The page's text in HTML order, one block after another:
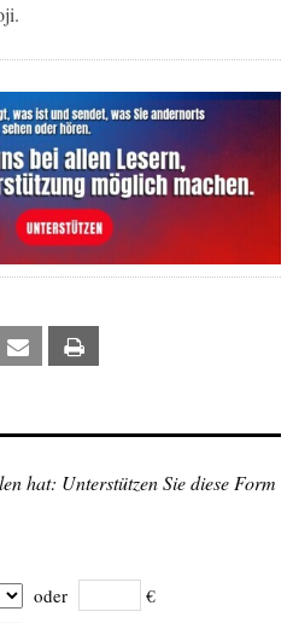
Email
hat: Unterstützen Sie diese Form
oder €